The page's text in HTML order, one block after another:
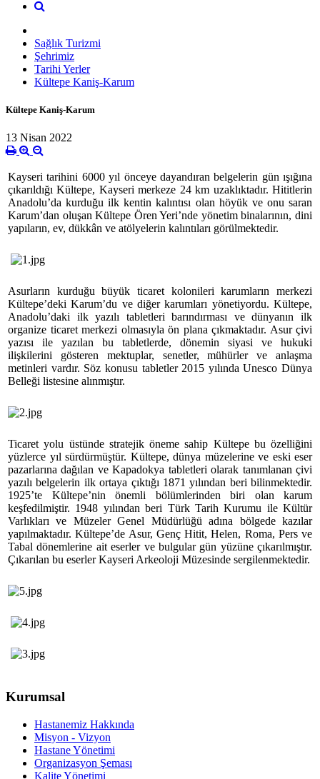
Sağlık Turizmi
Şehrimiz
Tarihi Yerler
Kültepe Kaniş-Karum
Kültepe Kaniş-Karum
13 Nisan 2022
Kayseri tarihini 6000 yıl önceye dayandıran belgelerin gün ışığına
çıkarıldığı Kültepe, Kayseri merkeze 24 km uzaklıktadır. Hititlerin
Anadolu’da kurduğu ilk kentin kalıntısı olan höyük ve onu saran
Karum’dan oluşan Kültepe Ören Yeri’nde yönetim binalarının, dini
yapıların, ev, dükkân ve atölyelerin kalıntıları görülmektedir.
Asurların kurduğu büyük ticaret kolonileri karumların merkezi
Kültepe’deki Karum’du ve diğer karumları yönetiyordu. Kültepe,
Anadolu’daki ilk yazılı tabletleri barındırması ve dünyanın ilk
organize ticaret merkezi olmasıyla ön plana çıkmaktadır. Asur çivi
yazısı ile yazılan bu tabletlerde, dönemin siyasi ve hukuki
ilişkilerini gösteren mektuplar, senetler, mühürler ve anlaşma
metinleri vardır. Söz konusu tabletler 2015 yılında Unesco Dünya
Belleği listesine alınmıştır.
Ticaret yolu üstünde stratejik öneme sahip Kültepe bu özelliğini
yüzlerce yıl sürdürmüştür. Kültepe, dünya müzelerine ve eski eser
pazarlarına dağılan ve Kapadokya tabletleri olarak tanımlanan çivi
yazılı belgelerin ilk ortaya çıktığı 1871 yılından beri bilinmektedir.
1925’te Kültepe’nin önemli bölümlerinden biri olan karum
keşfedilmiştir. 1948 yılından beri Türk Tarih Kurumu ile Kültür
Varlıkları ve Müzeler Genel Müdürlüğü adına bölgede kazılar
yapılmaktadır. Kültepe’de Asur, Genç Hitit, Helen, Roma, Pers ve
Tabal dönemlerine ait eserler ve bulgular gün yüzüne çıkarılmıştır.
Çıkarılan bu eserler Kayseri Arkeoloji Müzesinde sergilenmektedir.
Kurumsal
Hastanemiz Hakkında
Misyon - Vizyon
Hastane Yönetimi
Organizasyon Şeması
Kalite Yönetimi